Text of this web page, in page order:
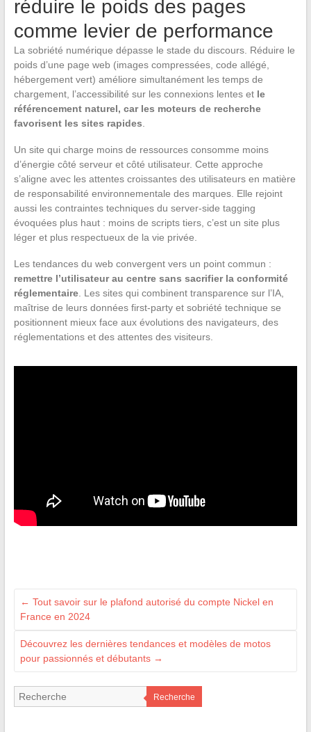
réduire le poids des pages
comme levier de performance
La sobriété numérique dépasse le stade du discours. Réduire le
poids d’une page web (images compressées, code allégé,
hébergement vert) améliore simultanément les temps de
chargement, l’accessibilité sur les connexions lentes et le
référencement naturel, car les moteurs de recherche
favorisent les sites rapides.
Un site qui charge moins de ressources consomme moins
d’énergie côté serveur et côté utilisateur. Cette approche
s’aligne avec les attentes croissantes des utilisateurs en matière
de responsabilité environnementale des marques. Elle rejoint
aussi les contraintes techniques du server-side tagging
évoquées plus haut : moins de scripts tiers, c’est un site plus
léger et plus respectueux de la vie privée.
Les tendances du web convergent vers un point commun :
remettre l’utilisateur au centre sans sacrifier la conformité
réglementaire. Les sites qui combinent transparence sur l’IA,
maîtrise de leurs données first-party et sobriété technique se
positionnent mieux face aux évolutions des navigateurs, des
réglementations et des attentes des visiteurs.
← Tout savoir sur le plafond autorisé du compte Nickel en
France en 2024
Découvrez les dernières tendances et modèles de motos
pour passionnés et débutants →
Recherche